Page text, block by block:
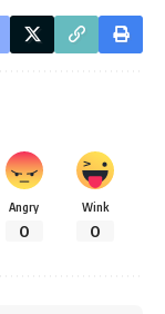
Angry
0
Wink
0